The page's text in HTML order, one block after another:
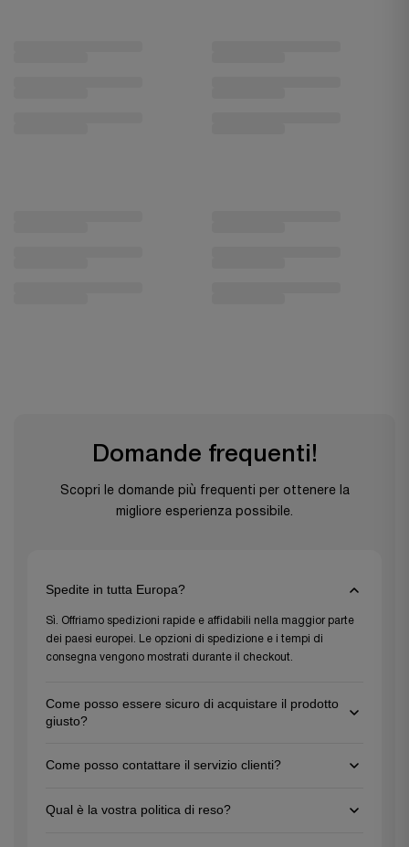
Domande frequenti!
Scopri le domande più frequenti per ottenere la
migliore esperienza possibile.
Spedite in tutta Europa?
Sì. Offriamo spedizioni rapide e affidabili nella maggior parte
dei paesi europei. Le opzioni di spedizione e i tempi di
consegna vengono mostrati durante il checkout.
Come posso essere sicuro di acquistare il prodotto
giusto?
descrizioni dettagliate e le specifiche presenti su ogni pagina
una consulenza personalizzata. Siamo qui per aiutarti a fare la
Come posso contattare il servizio clienti?
impex.nl oppure tramite il nostro modulo di contatto. Siamo
Qual è la vostra politica di reso?